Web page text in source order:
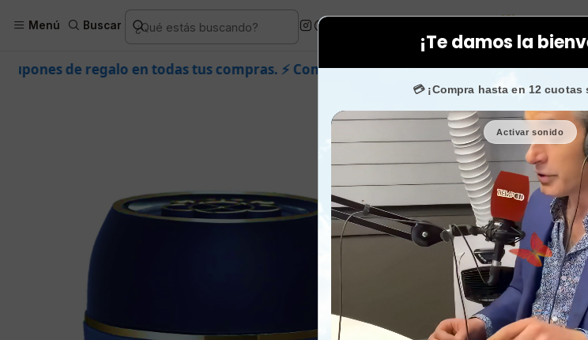
¡Te damos la
💳 ¡Compra hasta en 12
Activar sonido
Menú Buscar
Facial Productos específicos Hombres Crema
tus compras. ⚡ Compra rápido y aprovecha. 💙 +50.000 fans enInstagram
🎉
Cantidad